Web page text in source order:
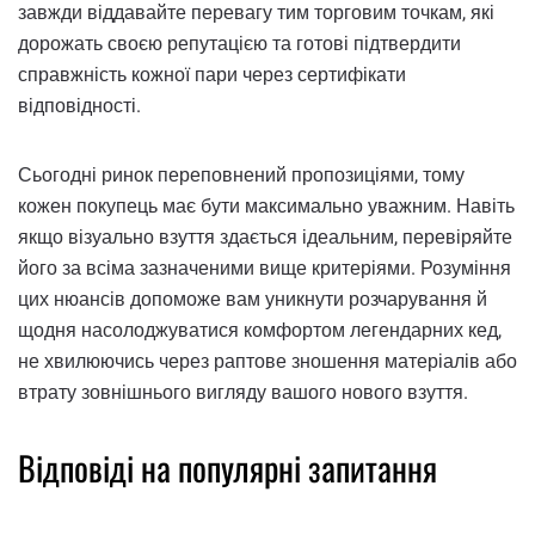
завжди віддавайте перевагу тим торговим точкам, які
дорожать своєю репутацією та готові підтвердити
справжність кожної пари через сертифікати
відповідності.
Сьогодні ринок переповнений пропозиціями, тому
кожен покупець має бути максимально уважним. Навіть
якщо візуально взуття здається ідеальним, перевіряйте
його за всіма зазначеними вище критеріями. Розуміння
цих нюансів допоможе вам уникнути розчарування й
щодня насолоджуватися комфортом легендарних кед,
не хвилюючись через раптове зношення матеріалів або
втрату зовнішнього вигляду вашого нового взуття.
Відповіді на популярні запитання